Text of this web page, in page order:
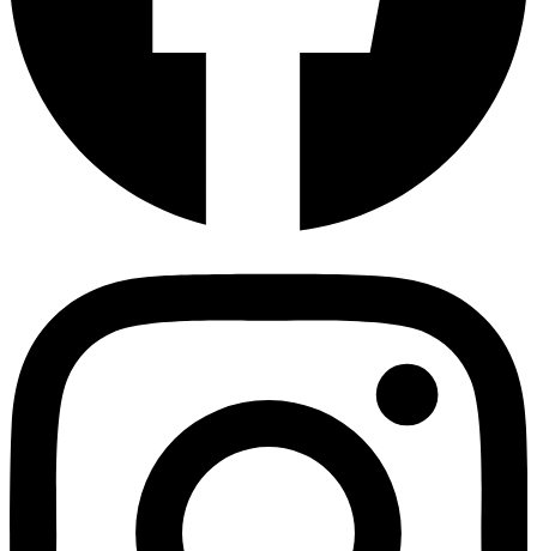
Urkundenanlage zur Urkunde D-PL-11060-03-01
Mineralölerzeugnisse(PDF, 207.8 KB)
Urkundenanlage zur Urkunde D-PL-11060-03-01
Mineralölerzeugnisse (PDF, 207.8 KB)
DAkkS Akkreditierung gültig ab 2026-07-13
(PDF, 277.8
KB)